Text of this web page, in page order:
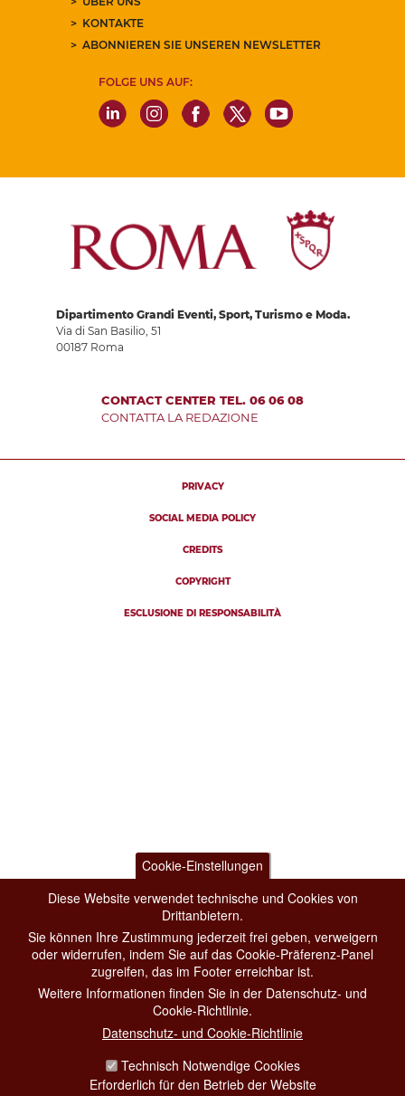
KONTAKTE
ABONNIEREN SIE UNSEREN NEWSLETTER
FOLGE UNS AUF:
Dipartimento Grandi Eventi, Sport, Turismo e Moda.
Via di San Basilio, 51
00187 Roma
CONTACT CENTER TEL. 06 06 08
CONTATTA LA REDAZIONE
PRIVACY
SOCIAL MEDIA POLICY
CREDITS
COPYRIGHT
ESCLUSIONE DI RESPONSABILITÀ
Cookie-Einstellungen
Diese Website verwendet technische und Cookies von
Drittanbietern.
Sie können Ihre Zustimmung jederzeit frei geben, verweigern
oder widerrufen, indem Sie auf das Cookie-Präferenz-Panel
zugreifen, das im Footer erreichbar ist.
Weitere Informationen finden Sie in der Datenschutz- und
Cookie-Richtlinie.
Datenschutz- und Cookie-Richtlinie
Technisch Notwendige Cookies
Erforderlich für den Betrieb der Website